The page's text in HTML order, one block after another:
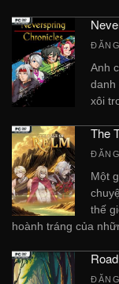
Anh
danh
xôi
The
Một
thế
hoành tráng của